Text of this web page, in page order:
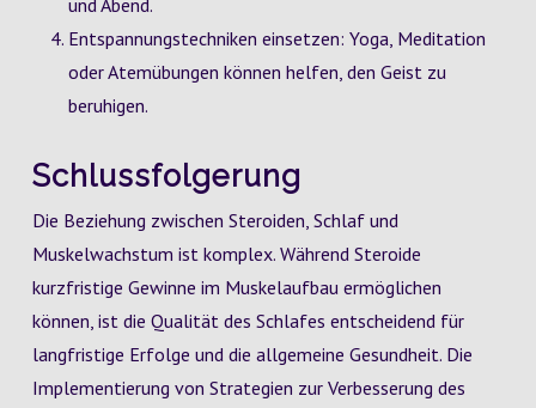
und Abend.
Entspannungstechniken einsetzen: Yoga, Meditation
oder Atemübungen können helfen, den Geist zu
beruhigen.
Schlussfolgerung
Die Beziehung zwischen Steroiden, Schlaf und
Muskelwachstum ist komplex. Während Steroide
kurzfristige Gewinne im Muskelaufbau ermöglichen
können, ist die Qualität des Schlafes entscheidend für
langfristige Erfolge und die allgemeine Gesundheit. Die
Implementierung von Strategien zur Verbesserung des